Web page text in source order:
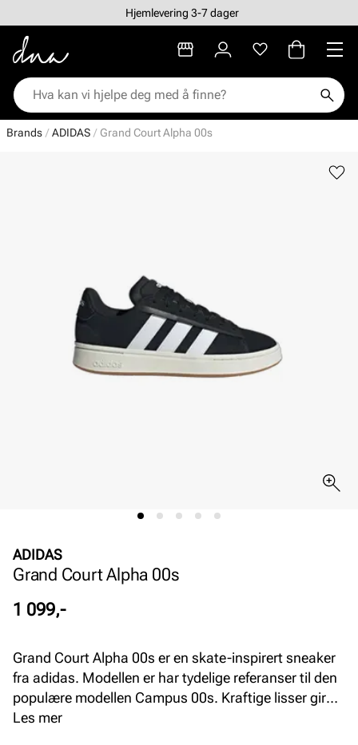
Hjemlevering 3-7 dager
Brands ADIDAS Grand Court Alpha 00s
ADIDAS
Grand Court Alpha 00s
Pris
1 099,-
Grand Court Alpha 00s er en skate-inspirert sneaker
fra adidas. Modellen er har tydelige referanser til den
populære modellen Campus 00s. Kraftige lisser gir
skoen et bold uttrykk, sammen med de klassiske 3-
Les mer